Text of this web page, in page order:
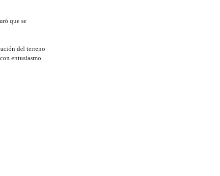
que se
del terreno
entusiasmo